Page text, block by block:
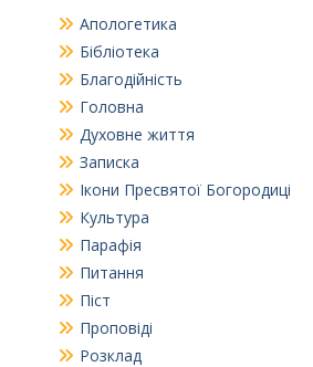
Апологетика
Бібліотека
Благодійність
Головна
Духовне життя
Записка
Ікони Пресвятої Богородиці
Культура
Парафія
Питання
Піст
Проповіді
Розклад